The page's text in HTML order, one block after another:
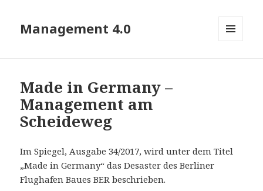
Management 4.0
Made in Germany –
Management am
Scheideweg
Im Spiegel, Ausgabe 34/2017, wird unter dem Titel
„Made in Germany“ das Desaster des Berliner
Flughafen Baues BER beschrieben.